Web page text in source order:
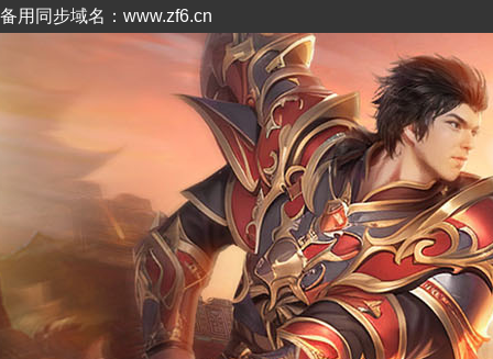
备用同步域名：www.zf6.cn